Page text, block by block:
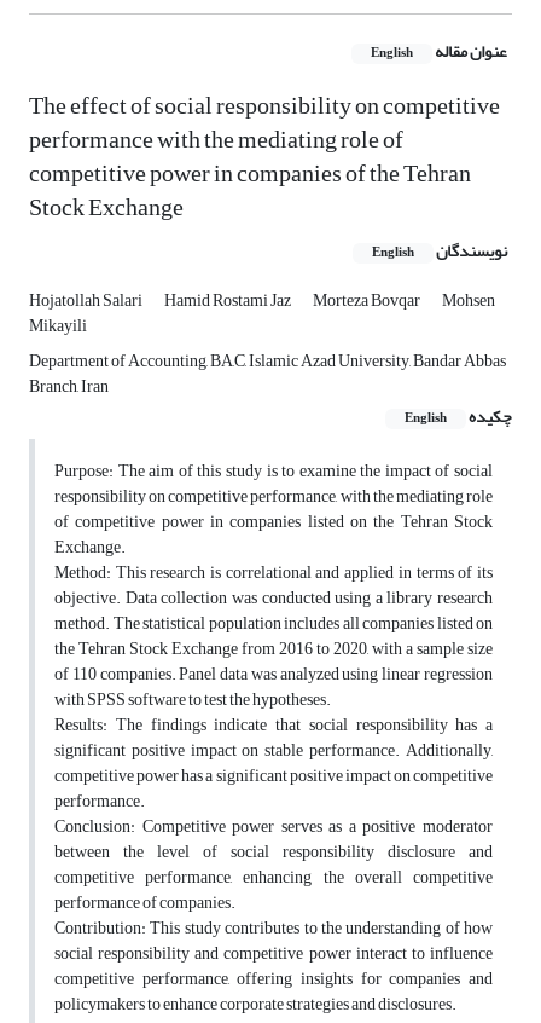
عنوان مقاله English
The effect of social responsibility on competitive
performance with the mediating role of
competitive power in companies of the Tehran
Stock Exchange
نویسندگان English
Hojatollah Salari Hamid Rostami Jaz Morteza Bovqar Mohsen
Mikayili
Department of Accounting, BA,C, Islamic Azad University, Bandar Abbas
Branch, Iran
چکیده
English
Purpose: The aim of this study is to examine the impact of social
responsibility on competitive performance, with the mediating role
of competitive power in companies listed on the Tehran Stock
Exchange.
Method: This research is correlational and applied in terms of its
objective. Data collection was conducted using a library research
method. The statistical population includes all companies listed on
the Tehran Stock Exchange from 2016 to 2020, with a sample size
of 110 companies. Panel data was analyzed using linear regression
with SPSS software to test the hypotheses.
Results: The findings indicate that social responsibility has a
significant positive impact on stable performance. Additionally,
competitive power has a significant positive impact on competitive
performance.
Conclusion: Competitive power serves as a positive moderator
between the level of social responsibility disclosure and
competitive performance, enhancing the overall competitive
performance of companies.
Contribution: This study contributes to the understanding of how
social responsibility and competitive power interact to influence
competitive performance, offering insights for companies and
policymakers to enhance corporate strategies and disclosures.